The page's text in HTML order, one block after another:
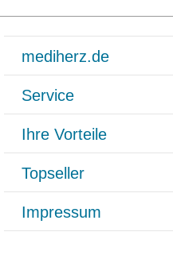
mediherz.de
Glossar
Häufig gestellte Fragen
Datenschutz
AGB
Service
Rücksendemöglichkeit
Paketlieferstatus
Versandkosten
Ihre Vorteile
Rezeptlieferung
Bonusprogramm
Gutschein und Rabatte
Kundenbewertung
Topseller
Grippostad
Bepanthen
Impressum